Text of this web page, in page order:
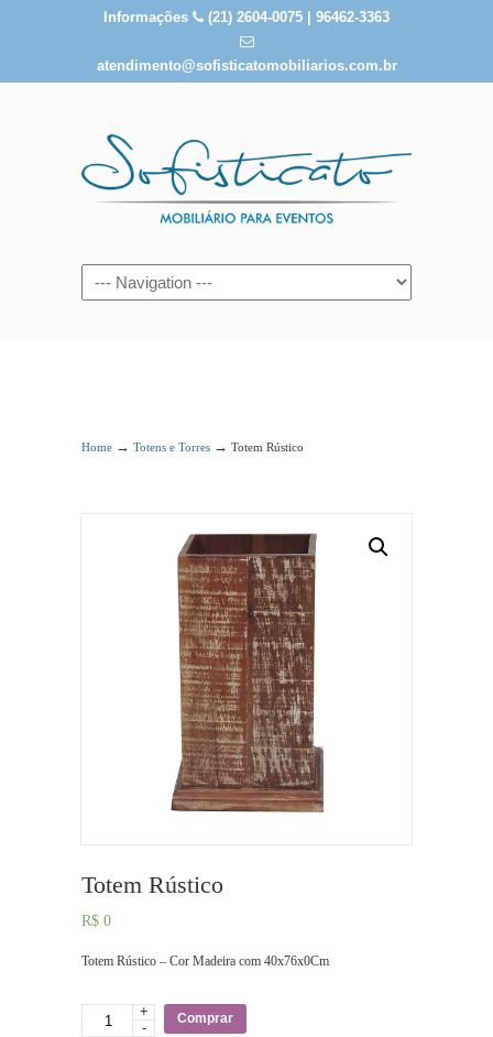
Informações (21) 2604-0075 | 96462-3363
atendimento@sofisticatomobiliarios.com.br
Home → Totens e Torres → Totem Rústico
Totem Rústico
R$ 0
Totem Rústico – Cor Madeira com 40x76x0Cm
Quantidade+
-
Comprar